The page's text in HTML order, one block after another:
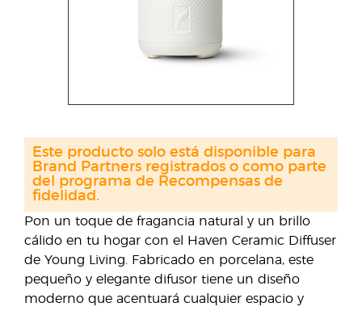
Pon un toque de fragancia natural y un brillo
cálido en tu hogar con el Haven Ceramic Diffuser
de Young Living. Fabricado en porcelana, este
pequeño y elegante difusor tiene un diseño
moderno que acentuará cualquier espacio y
Este producto solo está disponible para
Brand Partners registrados o como parte
del programa de Recompensas de
fidelidad.